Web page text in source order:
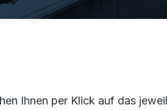
Ihnen per Klick auf das